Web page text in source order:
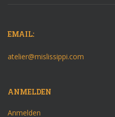
EMAIL:
atelier@mislissippi.com
ANMELDEN
Anmelden